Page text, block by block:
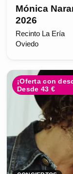
Mónica
2026
Recinto La Ería
Oviedo
¡Oferta con
Desde 43 €